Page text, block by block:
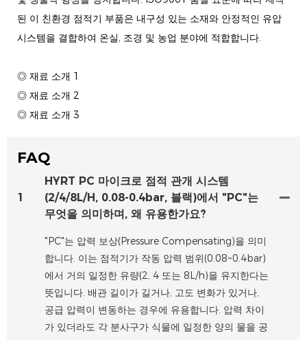
된 이 친환경 점적기 부품은 내구성 있는 소재와 안정적인 유압
시스템을 결합하여 온실, 조경 및 농업 분야에 적합합니다.
◎ 재료 소개 1
◎ 재료 소개 2
◎ 재료 소개 3
FAQ
1
HYRT PC 마이크로 점적 관개 시스템
(2/4/8L/H, 0.08-0.4bar, 블랙)에서 "PC"는
무엇을 의미하며, 왜 유용한가요?
"PC"는 압력 보상(Pressure Compensating)을 의미
합니다. 이는 점적기가 작동 압력 범위(0.08~0.4bar)
에서 거의 일정한 유량(2, 4 또는 8L/h)을 유지한다는
뜻입니다. 배관 길이가 길거나, 고도 변화가 있거나,
공급 압력이 변동하는 경우에 유용합니다. 압력 차이
가 있더라도 각 분사구가 식물에 일정한 양의 물을 공